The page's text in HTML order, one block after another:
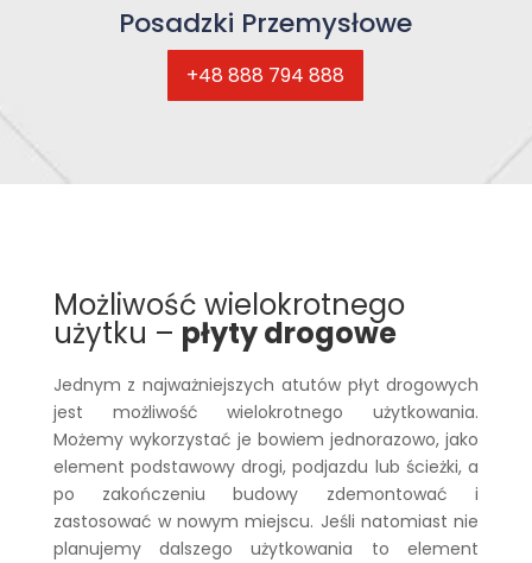
Posadzki Przemysłowe
+48 888 794 888
Możliwość wielokrotnego
użytku – płyty drogowe
Jednym z najważniejszych atutów płyt drogowych
jest możliwość wielokrotnego użytkowania.
Możemy wykorzystać je bowiem jednorazowo, jako
element podstawowy drogi, podjazdu lub ścieżki, a
po zakończeniu budowy zdemontować i
zastosować w nowym miejscu. Jeśli natomiast nie
planujemy dalszego użytkowania to element